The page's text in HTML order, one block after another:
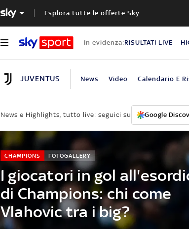
Esplora tutte le offerte Sky
In evidenza:RISULTATI LIVE
JUVENTUS News Video Calendario E
News e Highlights, tutto live: seguici su Google
I giocatori in gol
di Champions: chi come
Vlahovic tra i big?
CHAMPIONS FOTOGALLERY